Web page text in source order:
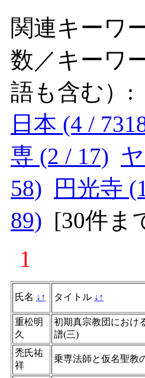
関連キーワ
数／キーワ
語も含む）:
日本 (4 /
専 (2 / 17)
58)
円光寺
89) [30件ま
1
氏名 ↓ ↑ タイトル ↓ ↑
重松明
久
初期真宗教団におけ
譜(三)
禿氏祐
祥
乗専法師と仮名聖教